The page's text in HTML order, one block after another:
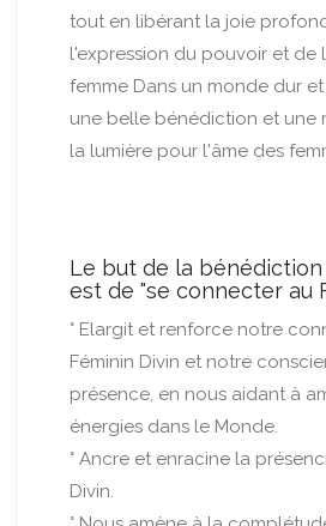
tout en libérant la joie
l'expression du pouvoir et de
femme Dans un monde dur
une belle bénédiction et une
la lumière pour l'âme des
Le but de la
est de "se connecter au
° Elargit et renforce notre
Féminin Divin et notre
présence, en nous aidant à
énergies dans le Monde.
° Ancre et enracine la
Divin.